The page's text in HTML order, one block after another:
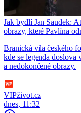
Jak bydlí Jan Saudek:
obrazy, které Pavlína
Branická vila českého
kde se legenda
a nedokončené obrazy.
VIPživot.cz
dnes, 11:32